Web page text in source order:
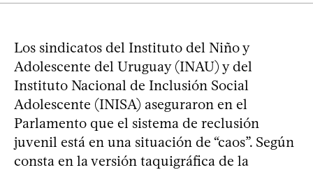
Los sindicatos del Instituto del Niño y
Adolescente del Uruguay (INAU) y del
Instituto Nacional de Inclusión Social
Adolescente (INISA) aseguraron en el
Parlamento que el sistema de reclusión
juvenil está en una situación de “caos”. Según
consta en la versión taquigráfica de la